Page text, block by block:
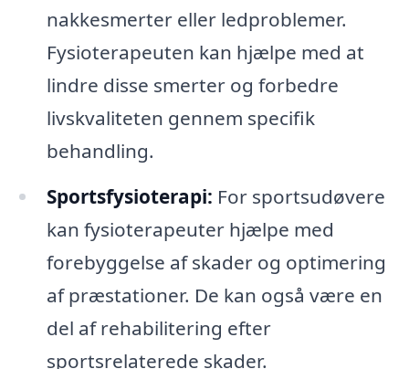
nakkesmerter eller ledproblemer.
Fysioterapeuten kan hjælpe med at
lindre disse smerter og forbedre
livskvaliteten gennem specifik
behandling.
Sportsfysioterapi: For sportsudøvere
kan fysioterapeuter hjælpe med
forebyggelse af skader og optimering
af præstationer. De kan også være en
del af rehabilitering efter
sportsrelaterede skader.